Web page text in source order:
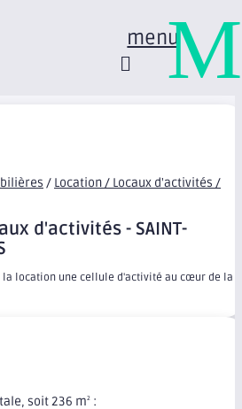
menu
/ Location / Locaux d'activités /
d'activités - SAINT-
à la location une cellule d'activité au cœur de la
soit 236 m2 :
M